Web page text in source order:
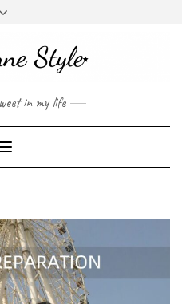
in my life
Toggle
Navigation